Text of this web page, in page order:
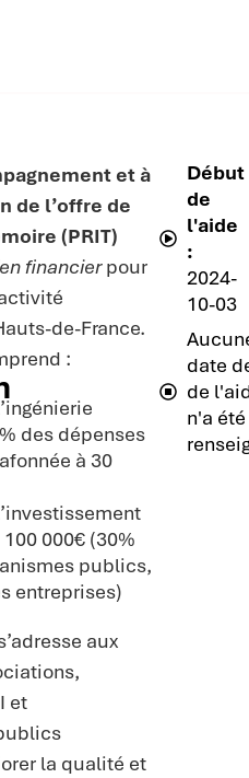
et à
de l’offre de
(PRIT)
financierpour
de-France.
:
des dépenses
à 30
000€ (30%
publics,
entreprises)
aux
et
la qualité et
Début
de
l'aide
:
2024-
10-03
date
de
n'a été